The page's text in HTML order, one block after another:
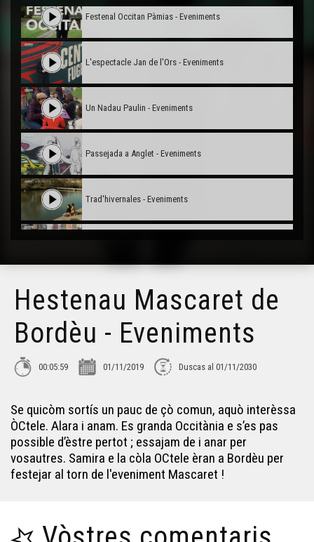
Festenal Occitan Pàmias - Eveniments
L'espectacle Jan de l'Ors - Eveniments
Un Nadau Paulin - Eveniments
Passejada a Anglet - Eveniments
Trad'hivernales - Eveniments
Carnaval de Limós - Eveniments
Adiu Joan-Pau Verdier ! - Eveniments
L'estagi deu CFPÒC - Eveniments
L'enchantada - Eveniments
Hestenau Mascaret de
Bordèu - Eveniments
00:05:59 01/11/2019 Duscas al 01/11/2030
Se quicòm sortís un pauc de çò comun, aquò interèssa
ÒCtele. Alara i anam. Es granda Occitània e s’es pas
possible d’èstre pertot ; essajam de i anar per
vosautres. Samira e la còla OCtele èran a Bordèu per
festejar al torn de l'eveniment Mascaret !